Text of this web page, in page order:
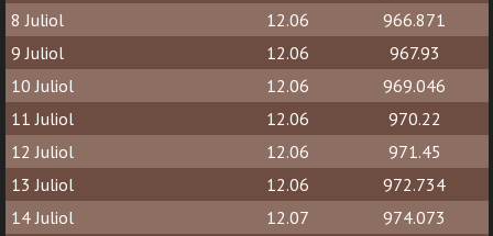
8 Juliol
12.06
966.871
9 Juliol
12.06
967.93
10 Juliol
12.06
969.046
11 Juliol
12.06
970.22
12 Juliol
12.06
971.45
13 Juliol
12.06
972.734
14 Juliol
12.07
974.073